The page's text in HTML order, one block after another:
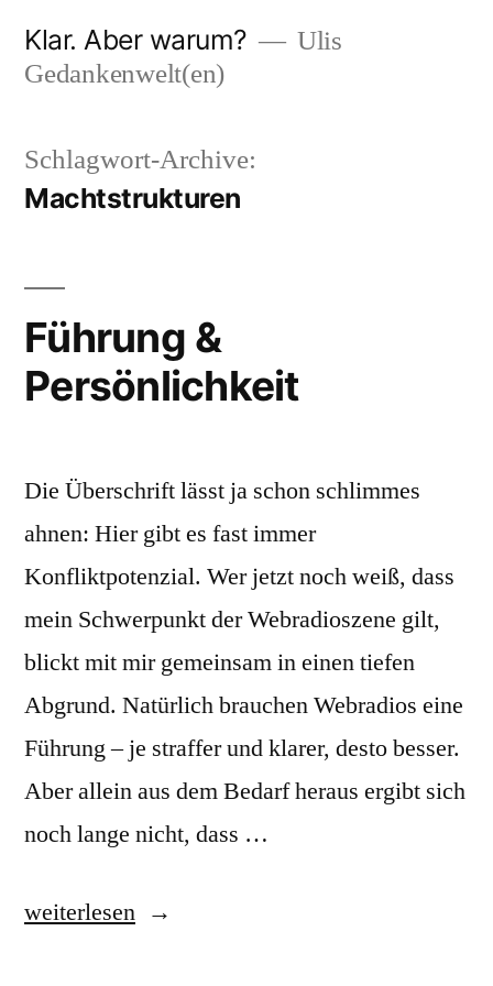
Inhalt
Klar. Aber warum?
Ulis
Gedankenwelt(en)
Schlagwort-Archive:
Machtstrukturen
Führung &
Persönlichkeit
Die Überschrift lässt ja schon schlimmes
ahnen: Hier gibt es fast immer
Konfliktpotenzial. Wer jetzt noch weiß, dass
mein Schwerpunkt der Webradioszene gilt,
blickt mit mir gemeinsam in einen tiefen
Abgrund. Natürlich brauchen Webradios eine
Führung – je straffer und klarer, desto besser.
Aber allein aus dem Bedarf heraus ergibt sich
noch lange nicht, dass …
„Führung
weiterlesen